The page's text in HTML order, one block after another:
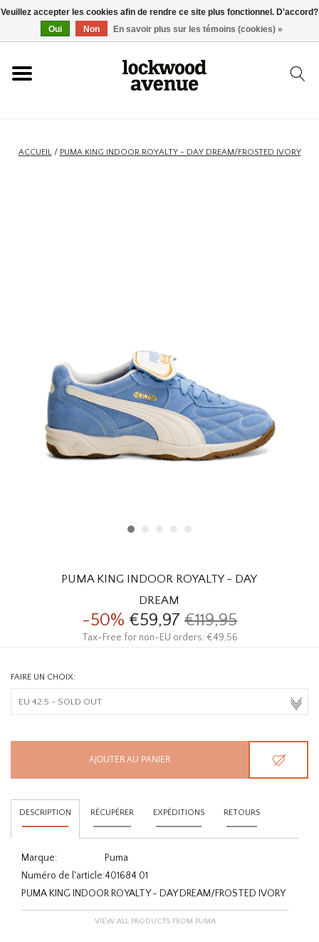
ACCUEIL
NOUVEAU
MARQUES
THE EDIT
ACCUEIL/ PUMA KING INDOOR ROYALTY - DAY DREAM/FROSTED IVORY
PUMA KING INDOOR ROYALTY - DAY
DREAM
-50% €59,97 €119,95
Tax-Free for non-EU orders: €49,56
FAIRE UN CHOIX:
AJOUTER AU PANIER
DESCRIPTION RÉCUPÉRER EXPÉDITIONS RETOURS
Marque:
Puma
Numéro de l'article:401684 01
PUMA KING INDOOR ROYALTY - DAY DREAM/FROSTED IVORY
VIEW ALL PRODUCTS FROM PUMA
Veuillez accepter les cookies afin de rendre ce site plus fonctionnel. D'accord?
Oui
Non En savoir plus sur les témoins (cookies) »